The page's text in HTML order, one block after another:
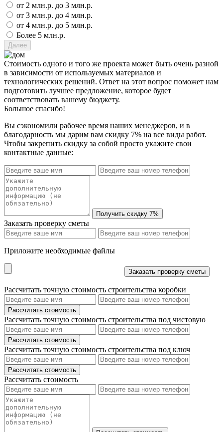
от 2 млн.р. до 3 млн.р.
от 3 млн.р. до 4 млн.р.
от 4 млн.р. до 5 млн.р.
Более 5 млн.р.
Стоимость одного и того же проекта может быть очень разной
в зависимости от используемых материалов и
технологических решений. Ответ на этот вопрос поможет нам
подготовить лучшее предложение, которое будет
соответствовать вашему бюджету.
Большое спасибо!
Вы сэкономили рабочее время наших менеджеров, и в
благодарность мы дарим вам скидку 7% на все виды работ.
Чтобы закрепить скидку за собой просто укажите свои
контактные данные:
Заказать проверку сметы
Приложите необходимые файлы
Рассчитать точную стоимость строительства коробки
Рассчитать точную стоимость строительства под чистовую
Рассчитать точную стоимость строительства под ключ
Рассчитать стоимость